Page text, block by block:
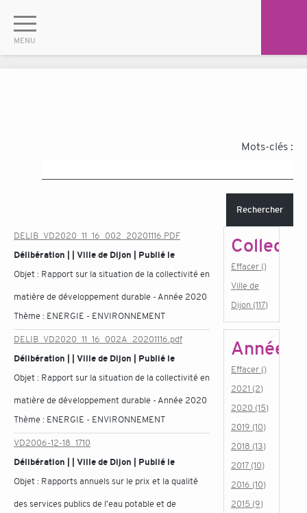
Mots-clés :
Rechercher
DELIB_VD2020_11_16_002_20201116.PDF
Délibération | | Ville de Dijon | Publié le
Objet : Rapport sur la situation de la collectivité en
matière de développement durable - Année 2020
Thème : ENERGIE - ENVIRONNEMENT
DELIB_VD2020_11_16_002A_20201116.pdf
Délibération | | Ville de Dijon | Publié le
Objet : Rapport sur la situation de la collectivité en
matière de développement durable - Année 2020
Thème : ENERGIE - ENVIRONNEMENT
VD2006-12-18_1710
Délibération | | Ville de Dijon | Publié le
Objet : Rapports annuels sur le prix et la qualité
des services publics de l'eau potable et de
Effacer ()
Ville de
Dijon (117)
Année
Effacer ()
2021 (2)
2020 (15)
2019 (10)
2018 (13)
2017 (10)
2016 (10)
2015 (9)